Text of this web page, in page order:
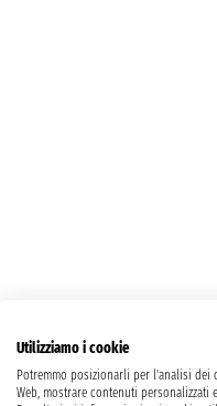
Utilizziamo i cookie
Potremmo posizionarli per l'analisi
Web, mostrare contenuti personalizzati